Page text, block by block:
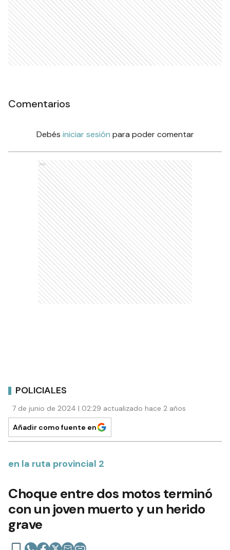
Comentarios
Debés iniciar sesión para poder comentar
Ads
POLICIALES
7 de junio de 2024 | 02:29 actualizado hace 2 años
Añadir como fuente en
en la ruta provincial 2
Choque entre dos motos terminó
con un joven muerto y un herido
grave